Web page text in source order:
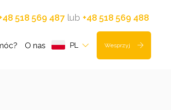
518 569 487lub +48 518 569 488
O nas PL Wesprzyj